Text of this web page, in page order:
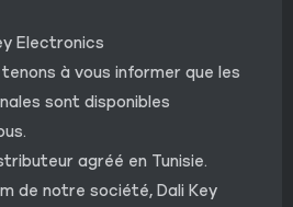
Electronics
à vous informer que les
sont disponibles
agréé en Tunisie.
de notre société, Dali Key